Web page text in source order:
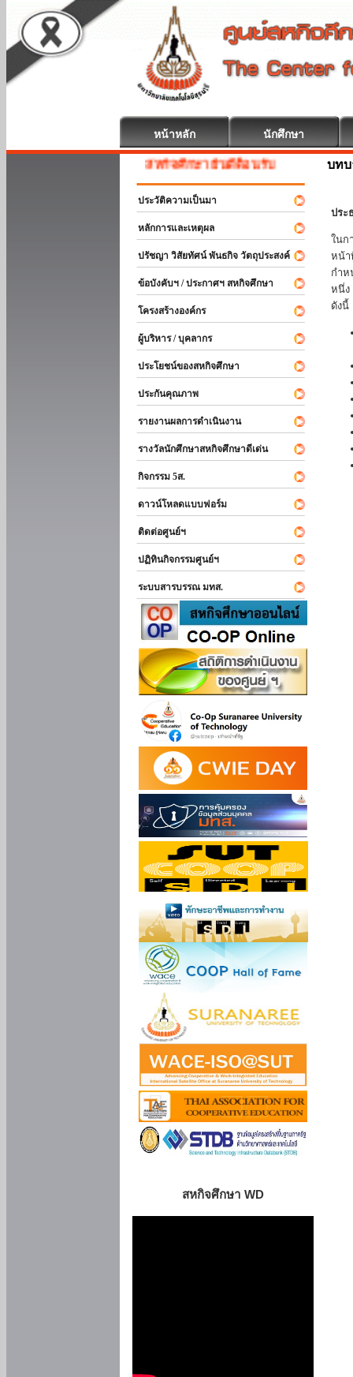
หน้าหลัก นักศึกษา
สหกิจศึกษา ยินดีต้อนรับ
ประวัติความเป็นมา
หลักการและเหตุผล
ปรัชญา วิสัยทัศน์ พันธกิจ วัตถุประสงค์
ข้อบังคับฯ / ประกาศฯ สหกิจศึกษา
โครงสร้างองค์กร
ผู้บริหาร / บุคลากร
ประโยชน์ของสหกิจศึกษา
ประกันคุณภาพ
รายงานผลการดำเนินงาน
รางวัลนักศึกษาสหกิจศึกษาดีเด่น
กิจกรรม 5ส.
ดาวน์โหลดแบบฟอร์ม
ติดต่อศูนย์ฯ
ปฏิทินกิจกรรมศูนย์ฯ
ระบบสารบรรณ มทส.
สหกิจศึกษา WD
บทบ
ประ
ในก
หน้า
กำห
หนึ่ง
ดังนี้